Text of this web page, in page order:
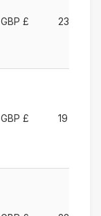
GBP £ 23
GBP £ 19